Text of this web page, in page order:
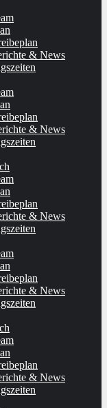
& News
& News
& News
& News
& News